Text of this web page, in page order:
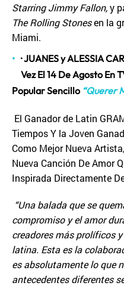
Starring Jimmy Fallon,y
The Rolling Stonesen la
Miami.
·JUANES y ALESSIA
Vez El 14 De Agosto En
Popular Sencillo “Querer
El Ganador de Latin
Tiempos Y la Joven
Como Mejor Nueva
Nueva Canción De Amor
Inspirada Directamente
“Una balada que se
compromiso y el amor
creadores más prolíficos
latina. Esta es la
es absolutamente lo que
antecedentes diferentes